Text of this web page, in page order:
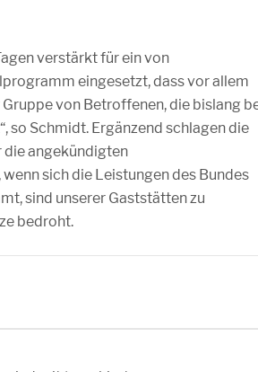
verstärkt für ein von
eingesetzt, dass vor allem
von Betroffenen, die bislang
so Schmidt. Ergänzend schlagen die
die angekündigten
sich die Leistungen des Bundes
sind unserer Gaststätten zu
bedroht.